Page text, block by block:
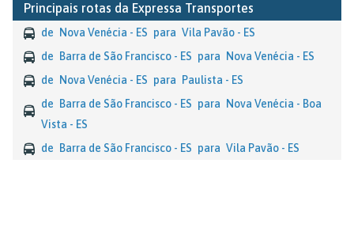
Principais rotas da Expressa Transportes
de Nova Venécia - ES para Vila Pavão - ES
de
Barra de São Francisco - ES para
Nova Venécia - ES
de
Nova Venécia - ES para
Paulista - ES
de
Barra de São Francisco - ES para
Nova Venécia - Boa
Vista - ES
de
Barra de São Francisco - ES para Vila Pavão - ES